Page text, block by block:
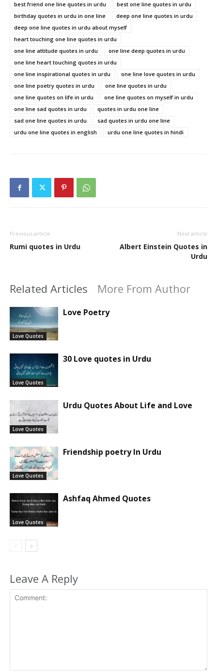
best friend one line quotes in urdu
best one line quotes in urdu
birthday quotes in urdu in one line
deep one line quotes in urdu
deep one line quotes in urdu about myself
heart touching one line quotes in urdu
one line attitude quotes in urdu
one line deep quotes in urdu
one line heart touching quotes in urdu
one line inspirational quotes in urdu
one line love quotes in urdu
one line poetry quotes in urdu
one line quotes in urdu
one line quotes on life in urdu
one line quotes on myself in urdu
one line sad quotes in urdu
quotes in urdu one line
sad one line quotes in urdu
sad quotes in urdu one line
urdu one line quotes in english
urdu one line quotes in hindi
Previous article
Rumi quotes in Urdu
Next article
Albert Einstein Quotes in
Urdu
Related Articles More From Author
Love Quotes
Love Poetry
Love Quotes
30 Love quotes in Urdu
Love Quotes
Urdu Quotes About Life and Love
Love Quotes
Friendship poetry In Urdu
Love Quotes
Ashfaq Ahmed Quotes
Leave A Reply